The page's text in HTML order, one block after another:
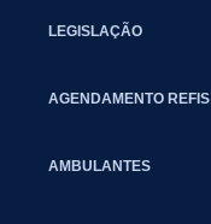
LEGISLAÇÃO
AGENDAMENTO REFIS
AMBULANTES